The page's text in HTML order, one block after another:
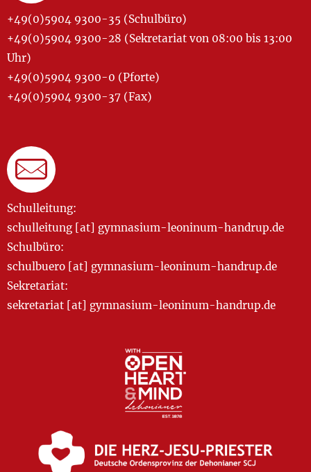
+49(0)5904 9300-35 (Schulbüro)
+49(0)5904 9300-28 (Sekretariat von 08:00 bis 13:00
Uhr)
+49(0)5904 9300-0 (Pforte)
+49(0)5904 9300-37 (Fax)
Schulleitung:
schulleitung [at] gymnasium-leoninum-handrup.de
Schulbüro:
schulbuero [at] gymnasium-leoninum-handrup.de
Sekretariat:
sekretariat [at] gymnasium-leoninum-handrup.de